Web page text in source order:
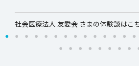
社会医療法人 友愛会 さまの体験談はこ